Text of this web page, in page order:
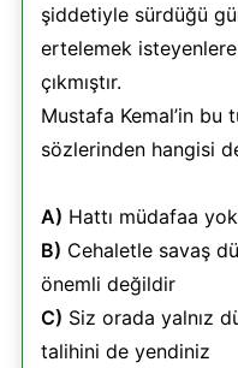
şiddetiyle sürdüğü
ertelemek
çıkmıştır.
Mustafa Kemal’in bu
sözlerinden hangisi
A) Hattı müdafaa
B) Cehaletle savaş
önemli değildir
C) Siz orada yalnız
talihini de yendiniz